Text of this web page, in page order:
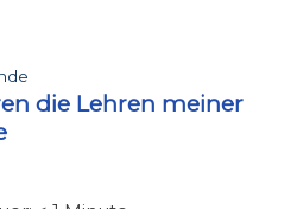
die Lehren meiner